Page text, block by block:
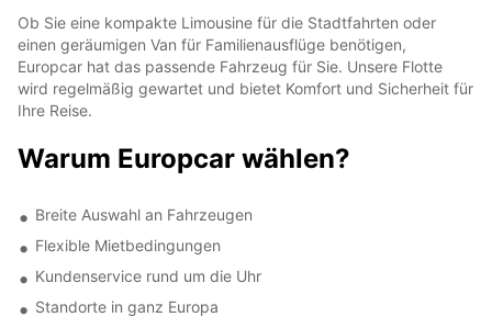
Ob Sie eine kompakte Limousine für die Stadtfahrten oder
einen geräumigen Van für Familienausflüge benötigen,
Europcar hat das passende Fahrzeug für Sie. Unsere Flotte
wird regelmäßig gewartet und bietet Komfort und Sicherheit für
Ihre Reise.
Warum Europcar wählen?
Breite Auswahl an Fahrzeugen
Flexible Mietbedingungen
Kundenservice rund um die Uhr
Standorte in ganz Europa